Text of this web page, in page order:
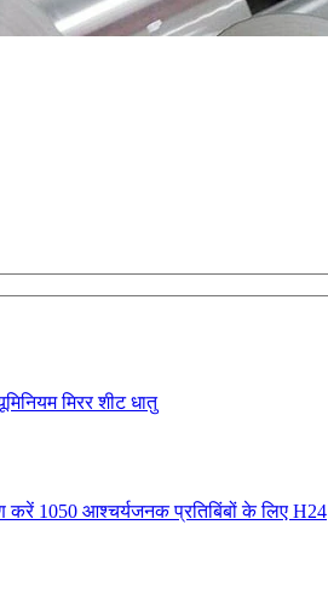
मिरर शीट धातु
करें 1050 आश्चर्यजनक प्रतिबिंबों के लिए H24